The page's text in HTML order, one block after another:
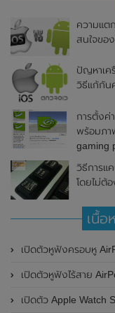
ความแต
สนใจขอ
ปัญหาเค
วิธีแก้กัน
การตั้งค่
พร้อมภา
gaming
วิธีการแ
โดยไม่ต้
เนื้อ
เปิดตัวหูฟังครอบหู
เปิดตัวหูฟังไร้สาย AirPods 4
เปิดตัว Apple Watch